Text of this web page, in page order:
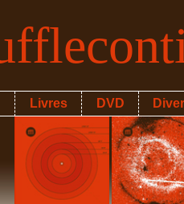
Livres DVD